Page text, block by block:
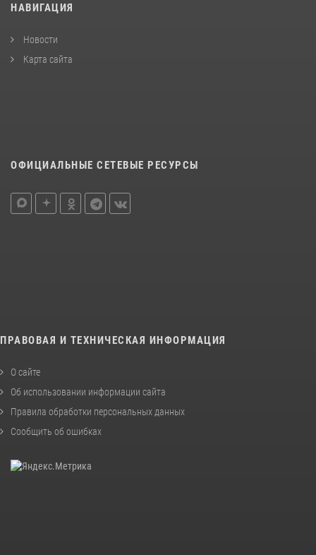
НАВИГАЦИЯ
Новости
Карта сайта
ОФИЦИАЛЬНЫЕ СЕТЕВЫЕ РЕСУРСЫ
ПРАВОВАЯ И ТЕХНИЧЕСКАЯ ИНФОРМАЦИЯ
О сайте
Об использовании информации сайта
Правила обработки персональных данных
Сообщить об ошибках